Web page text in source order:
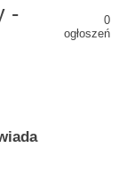
-
0
ogłoszeń